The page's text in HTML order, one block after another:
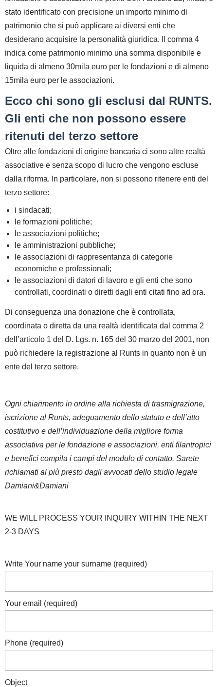
stato identificato con precisione un importo minimo di
patrimonio che si può applicare ai diversi enti che
desiderano acquisire la personalità giuridica. Il comma 4
indica come patrimonio minimo una somma disponibile e
liquida di almeno 30mila euro per le fondazioni e di almeno
15mila euro per le associazioni.
Ecco chi sono gli esclusi dal RUNTS.
Gli enti che non possono essere
ritenuti del terzo settore
Oltre alle fondazioni di origine bancaria ci sono altre realtà
associative e senza scopo di lucro che vengono escluse
dalla riforma. In particolare, non si possono ritenere enti del
terzo settore:
i sindacati;
le formazioni politiche;
le associazioni politiche;
le amministrazioni pubbliche;
le associazioni di rappresentanza di categorie
economiche e professionali;
le associazioni di datori di lavoro e gli enti che sono
controllati, coordinati o diretti dagli enti citati fino ad ora.
Di conseguenza una donazione che è controllata,
coordinata o diretta da una realtà identificata dal comma 2
dell’articolo 1 del D. Lgs. n. 165 del 30 marzo del 2001, non
può richiedere la registrazione al Runts in quanto non è un
ente del terzo settore.
Ogni chiarimento in ordine alla richiesta di trasmigrazione,
iscrizione al Runts, adeguamento dello statuto e dell’atto
costitutivo e dell’individuazione della migliore forma
associativa per le fondazione e associazioni, enti filantropici
e benefici compila i campi del modulo di contatto. Sarete
richiamati al più presto dagli avvocati dello studio legale
Damiani&Damiani
WE WILL PROCESS YOUR INQUIRY WITHIN THE NEXT
2-3 DAYS
Write Your name your surname (required)
Your email (required)
Phone (required)
Object